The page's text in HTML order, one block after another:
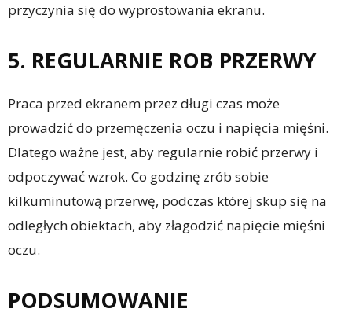
przyczynia się do wyprostowania ekranu.
5. REGULARNIE ROB PRZERWY
Praca przed ekranem przez długi czas może
prowadzić do przemęczenia oczu i napięcia mięśni.
Dlatego ważne jest, aby regularnie robić przerwy i
odpoczywać wzrok. Co godzinę zrób sobie
kilkuminutową przerwę, podczas której skup się na
odległych obiektach, aby złagodzić napięcie mięśni
oczu.
PODSUMOWANIE